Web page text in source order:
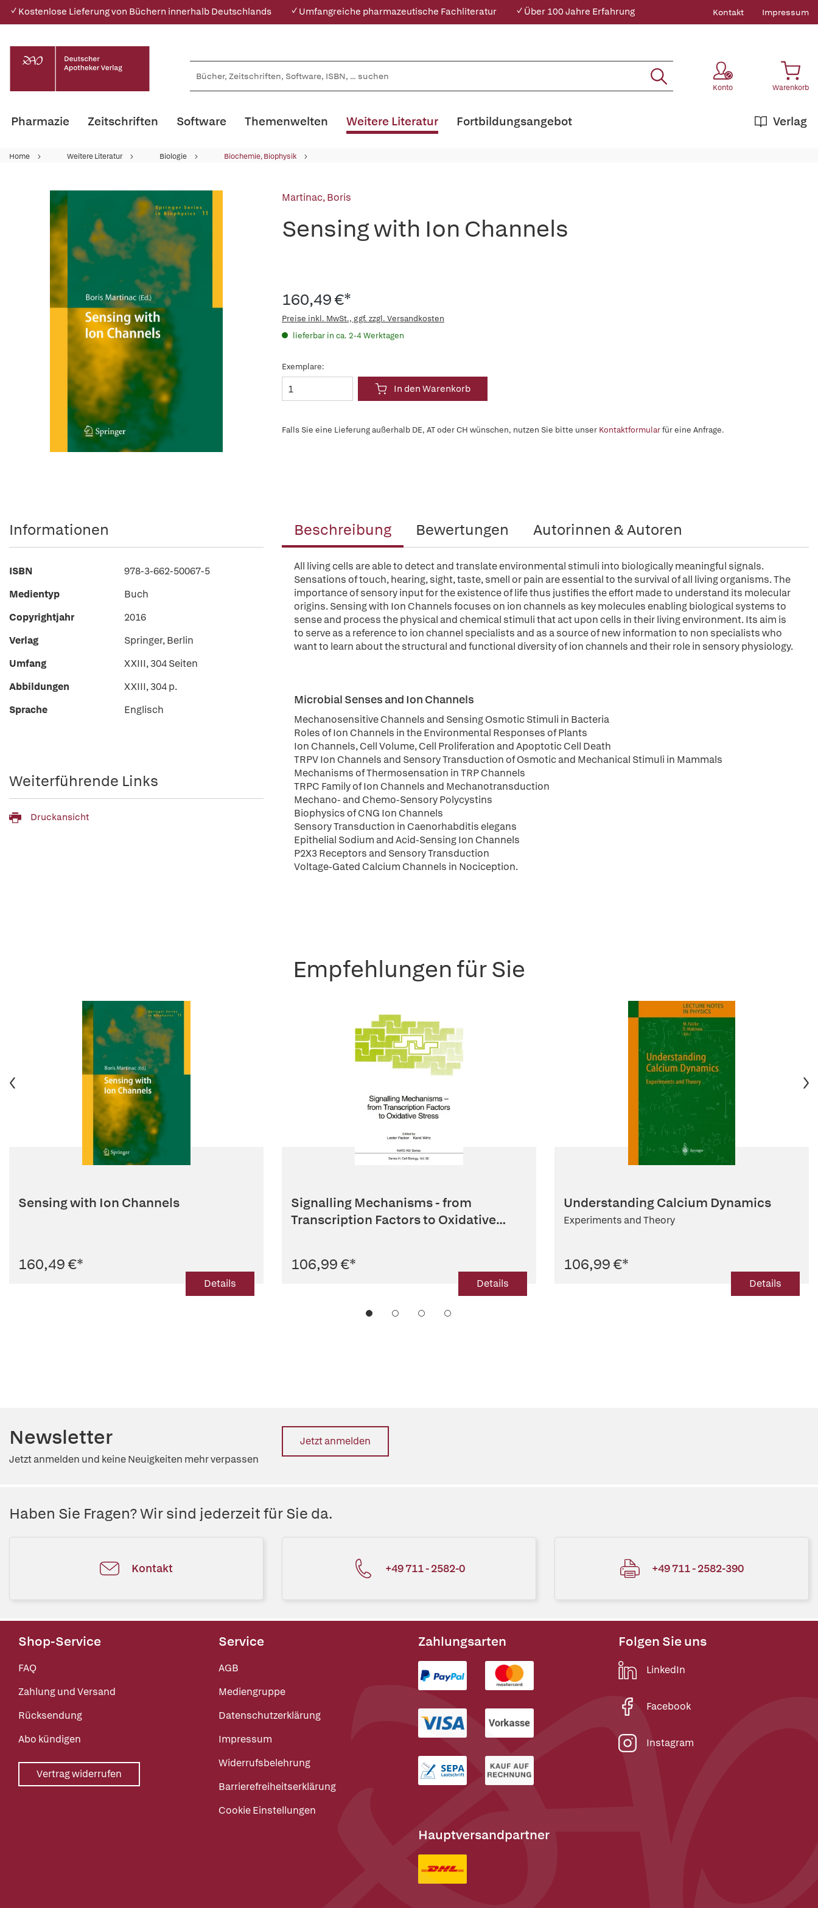
✓ Kostenlose Lieferung von Büchern innerhalb Deutschlands ✓ Umfangreiche pharmazeutische Fachliteratur ✓ Über 100 Jahre Erfahrung Kontakt Impressum
Konto Warenkorb
Pharmazie Zeitschriften Software Themenwelten Weitere Literatur Verlag
Fortbildungsangebot
Home Weitere Literatur Biologie Biochemie, Biophysik
Martinac, Boris
Sensing with Ion Channels
160,49 €*
Preise inkl. MwSt., ggf. zzgl. Versandkosten
lieferbar in ca. 2-4 Werktagen
Exemplare:
In den Warenkorb
Falls Sie eine Lieferung außerhalb DE, AT oder CH wünschen, nutzen Sie bitte unser Kontaktformularfür eine Anfrage.
Beschreibung Bewertungen Autorinnen & Autoren
All living cells are able to detect and translate environmental stimuli into biologically meaningful signals.
Sensations of touch, hearing, sight, taste, smell or pain are essential to the survival of all living organisms. The
importance of sensory input for the existence of life thus justifies the effort made to understand its molecular
origins. Sensing with Ion Channels focuses on ion channels as key molecules enabling biological systems to
sense and process the physical and chemical stimuli that act upon cells in their living environment. Its aim is
to serve as a reference to ion channel specialists and as a source of new information to non specialists who
want to learn about the structural and functional diversity of ion channels and their role in sensory physiology.
Microbial Senses and Ion Channels
Mechanosensitive Channels and Sensing Osmotic Stimuli in Bacteria
Roles of Ion Channels in the Environmental Responses of Plants
Ion Channels, Cell Volume, Cell Proliferation and Apoptotic Cell Death
TRPV Ion Channels and Sensory Transduction of Osmotic and Mechanical Stimuli in Mammals
Mechanisms of Thermosensation in TRP Channels
TRPC Family of Ion Channels and Mechanotransduction
Mechano- and Chemo-Sensory Polycystins
Biophysics of CNG Ion Channels
Sensory Transduction in Caenorhabditis elegans
Epithelial Sodium and Acid-Sensing Ion Channels
P2X3 Receptors and Sensory Transduction
Voltage-Gated Calcium Channels in Nociception.
Informationen
ISBN
978-3-662-50067-5
Medientyp
Buch
Copyrightjahr
2016
Verlag
Springer, Berlin
Umfang
XXIII, 304 Seiten
Abbildungen
XXIII, 304 p.
Sprache
Englisch
Weiterführende Links
Druckansicht
Empfehlungen für Sie
Sensing with Ion Channels
160,49 €*
Details
Signalling Mechanisms - from
Transcription Factors to Oxidative
106,99 €*
Details
Understanding Calcium Dynamics
Experiments and Theory
106,99 €*
Details
Newsletter
Jetzt anmelden und keine Neuigkeiten mehr verpassen
Jetzt anmelden
Haben Sie Fragen? Wir sind jederzeit für Sie da.
Kontakt +49 711 - 2582-0 +49 711 - 2582-390
Shop-Service
FAQ
Zahlung und Versand
Rücksendung
Abo kündigen
Vertrag widerrufen
Service
AGB
Mediengruppe
Datenschutzerklärung
Impressum
Widerrufsbelehrung
Barrierefreiheitserklärung
Cookie Einstellungen
Zahlungsarten
Hauptversandpartner
Folgen Sie uns
LinkedIn
Facebook
Instagram